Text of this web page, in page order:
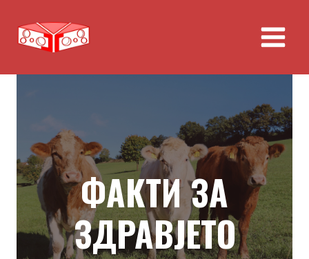
content
ФАКТИ ЗА
ЗДРАВЈЕТО